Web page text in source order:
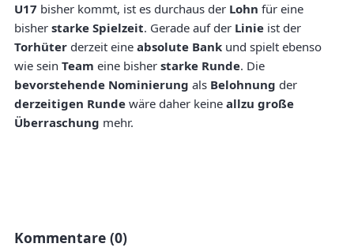
U17 bisher kommt, ist es durchaus der Lohn für eine
bisher starke Spielzeit. Gerade auf der Linie ist der
Torhüter derzeit eine absolute Bank und spielt ebenso
wie sein Team eine bisher starke Runde. Die
bevorstehende Nominierung als Belohnung der
derzeitigen Runde wäre daher keine allzu große
Überraschung mehr.
Kommentare (0)